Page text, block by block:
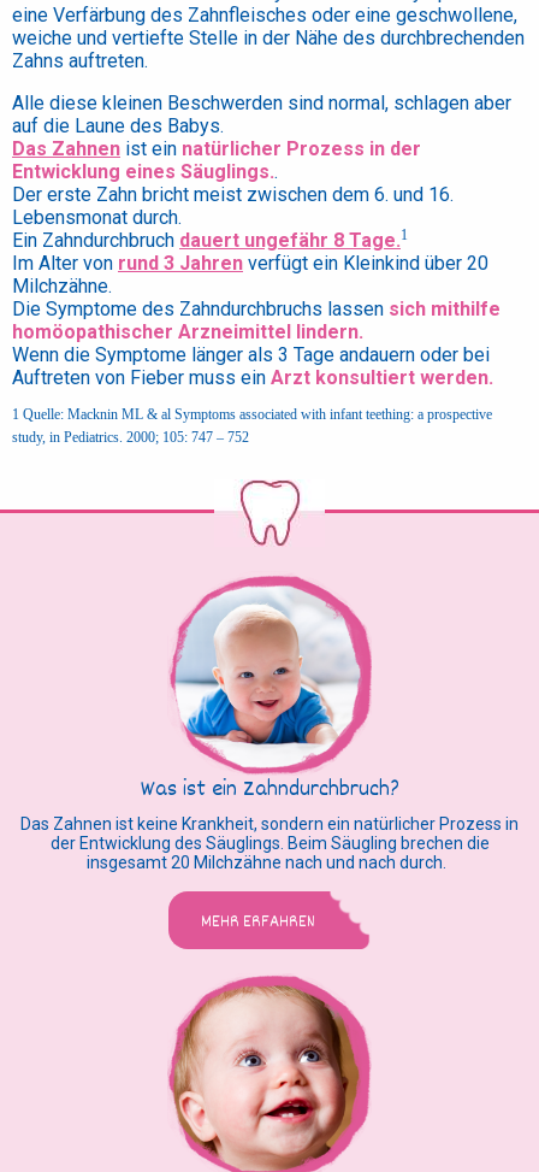
eine Verfärbung des Zahnfleisches oder eine geschwollene,
weiche und vertiefte Stelle in der Nähe des durchbrechenden
Zahns auftreten.
Alle diese kleinen Beschwerden sind normal, schlagen aber
auf die Laune des Babys.
Das Zahnen ist ein natürlicher Prozess in der
Entwicklung eines Säuglings..
Der erste Zahn bricht meist zwischen dem 6. und 16.
Lebensmonat durch.
Ein Zahndurchbruch dauert ungefähr 8 Tage.1
Im Alter von rund 3 Jahren verfügt ein Kleinkind über 20
Milchzähne.
Die Symptome des Zahndurchbruchs lassen sich mithilfe
homöopathischer Arzneimittel lindern.
Wenn die Symptome länger als 3 Tage andauern oder bei
Auftreten von Fieber muss ein Arzt konsultiert werden.
1 Quelle: Macknin ML & al Symptoms associated with infant teething: a prospective
study, in Pediatrics. 2000; 105: 747 – 752
Was ist ein Zahndurchbruch?
Das Zahnen ist keine Krankheit, sondern ein natürlicher Prozess in
der Entwicklung des Säuglings. Beim Säugling brechen die
insgesamt 20 Milchzähne nach und nach durch.
MEHR ERFAHREN